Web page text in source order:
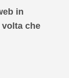
in
che